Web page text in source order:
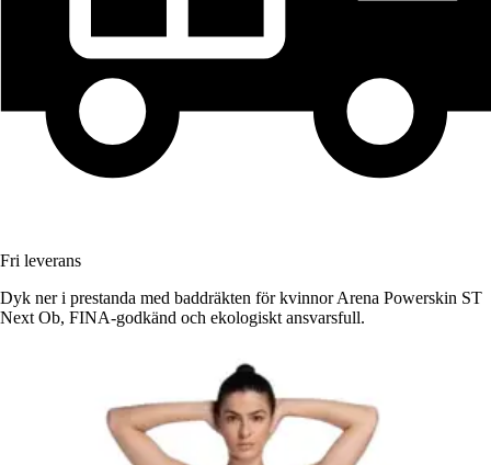
Fri leverans
Dyk ner i prestanda med baddräkten för kvinnor Arena Powerskin ST
Next Ob, FINA-godkänd och ekologiskt ansvarsfull.